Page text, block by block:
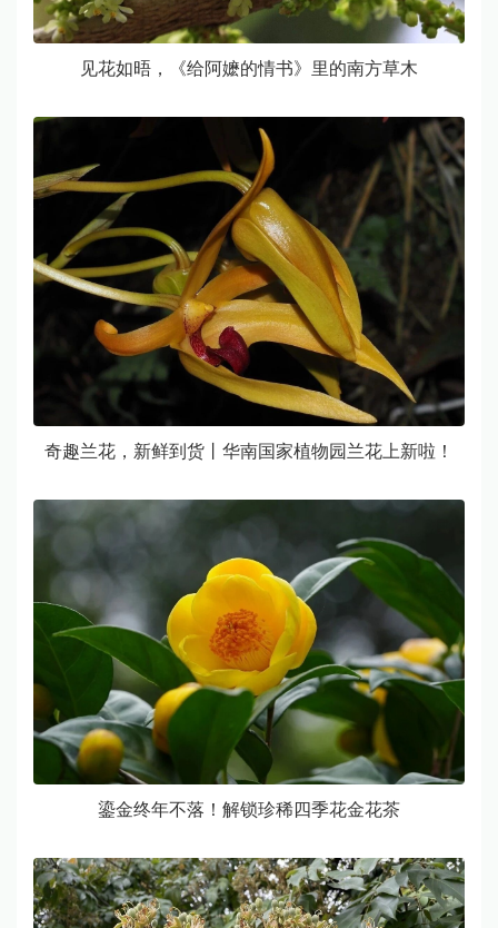
见花如晤，《给阿嬷的情书》里的南方草木
奇趣兰花，新鲜到货丨华南国家植物园兰花上新啦！
鎏金终年不落！解锁珍稀四季花金花茶